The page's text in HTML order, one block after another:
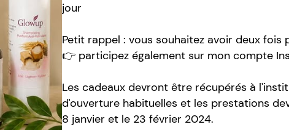
jour
Petit rappel : vous souhaitez avoir deux fois
👉 participez également sur mon compte
Les cadeaux devront être récupérés à
d'ouverture habituelles et les prestations
8 janvier et le 23 février 2024.